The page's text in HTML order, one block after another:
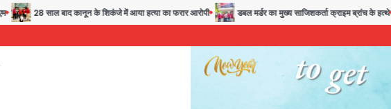
28 साल बाद कानून के शिकंजे में आया हत्या का फरार आरोपी डबल मर्डर का मुख्य साजिशकर्ता क्राइम ब्रांच के हत्थे